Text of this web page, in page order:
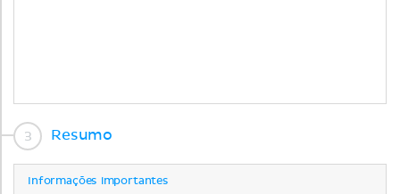
Resumo
Informações importantes